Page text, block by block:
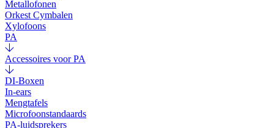
Metallofonen
Orkest Cymbalen
Xylofoons
PA
Accessoires voor PA
DI-Boxen
In-ears
Mengtafels
Microfoonstandaards
PA-luidsprekers